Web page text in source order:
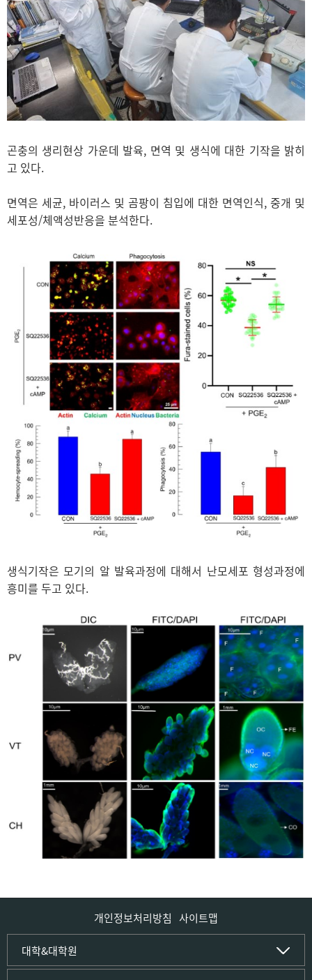
곤충의 생리현상 가운데 발육, 면역 및 생식에 대한 기작을 밝히
고 있다.
면역은 세균, 바이러스 및 곰팡이 침입에 대한 면역인식, 중개 및
세포성/체액성반응을 분석한다.
생식기작은 모기의 알 발육과정에 대해서 난모세포 형성과정에
흥미를 두고 있다.
개인정보처리방침 사이트맵
대학&대학원
인문사회·IT대학
인문·문화학부